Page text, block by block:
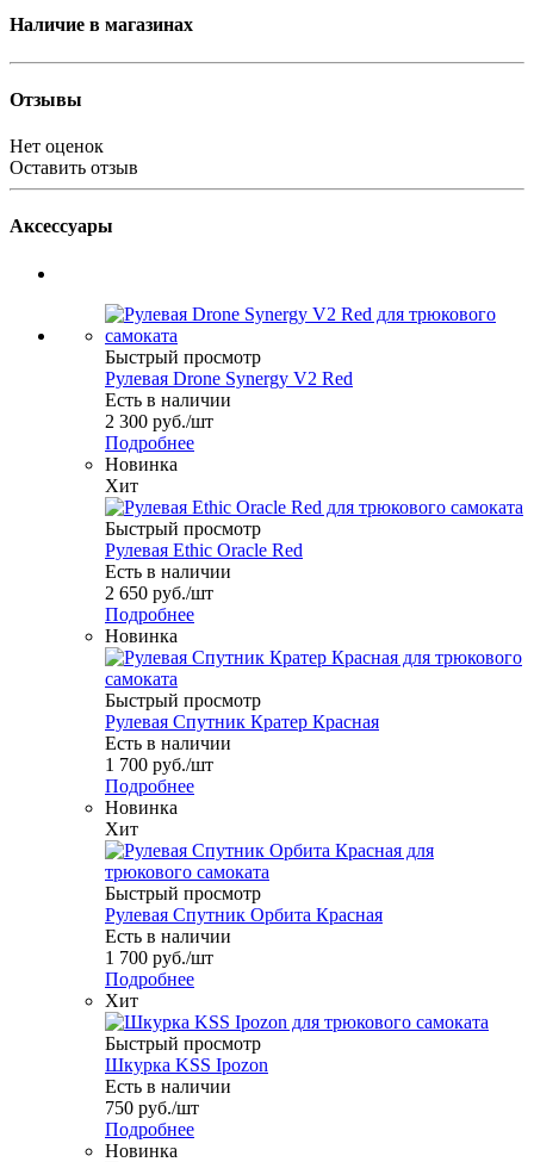
Наличие в магазинах
Отзывы
Нет оценок
Оставить отзыв
Аксессуары
Быстрый просмотр
Рулевая Drone Synergy V2 Red
Есть в наличии
2 300 руб./шт
Подробнее
Новинка
Хит
Быстрый просмотр
Рулевая Ethic Oracle Red
Есть в наличии
2 650 руб./шт
Подробнее
Новинка
Быстрый просмотр
Рулевая Спутник Кратер Красная
Есть в наличии
1 700 руб./шт
Подробнее
Новинка
Хит
Быстрый просмотр
Рулевая Спутник Орбита Красная
Есть в наличии
1 700 руб./шт
Подробнее
Хит
Быстрый просмотр
Шкурка KSS Ipozon
Есть в наличии
750 руб./шт
Подробнее
Новинка